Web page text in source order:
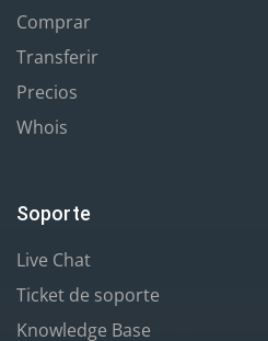
Comprar
Transferir
Precios
Whois
Soporte
Live Chat
Ticket de soporte
Knowledge Base